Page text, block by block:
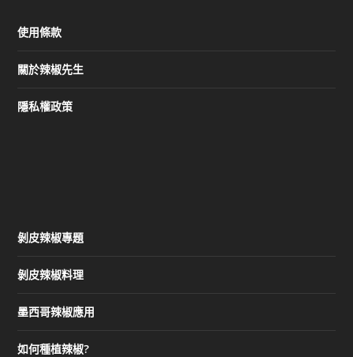
使用條款
關於辣椒先生
隱私權政策
剝皮辣椒專題
剝皮辣椒料理
墨西哥辣椒應用
如何種植辣椒?